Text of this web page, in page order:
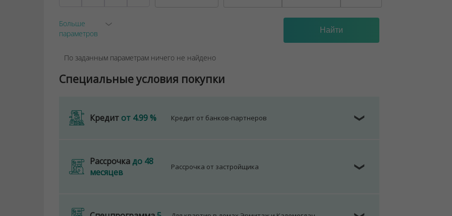
Больше
параметров
По заданным параметрам ничего не найдено
Специальные условия покупки
Кредит от 4.99 % Кредит от банков-партнеров ❯
Рассрочкадо 48
месяцев
Рассрочка от застройщика ❯